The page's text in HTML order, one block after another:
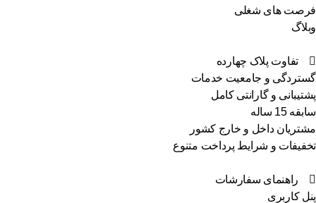
های شغلی
تفاوت پلاک چهارده
و جامعیت خدمات
و گارانتی کامل
15 ساله
داخل و خارج کشور
و شرایط پرداخت متنوع
راهنمای سفارشات
کاربری